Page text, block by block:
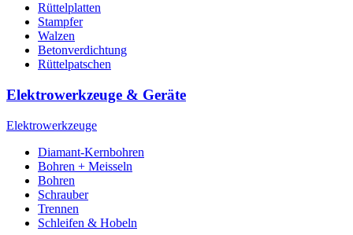
Rüttelplatten
Stampfer
Walzen
Betonverdichtung
Rüttelpatschen
Elektrowerkzeuge & Geräte
Elektrowerkzeuge
Diamant-Kernbohren
Bohren + Meisseln
Bohren
Schrauber
Trennen
Schleifen & Hobeln